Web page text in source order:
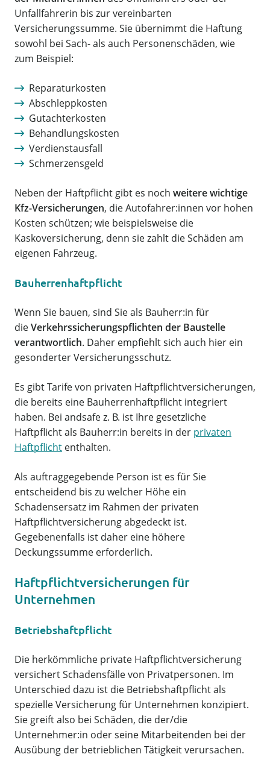
Unfallfahrerin bis zur vereinbarten
Versicherungssumme. Sie übernimmt die Haftung
sowohl bei Sach- als auch Personenschäden, wie
zum Beispiel:
Reparaturkosten
Abschleppkosten
Gutachterkosten
Behandlungskosten
Verdienstausfall
Schmerzensgeld
Neben der Haftpflicht gibt es noch weitere wichtige
Kfz-Versicherungen, die Autofahrer:innen vor hohen
Kosten schützen; wie beispielsweise die
Kaskoversicherung, denn sie zahlt die Schäden am
eigenen Fahrzeug.
Bauherrenhaftpflicht
Wenn Sie bauen, sind Sie als Bauherr:in für
dieVerkehrssicherungspflichten der Baustelle
verantwortlich. Daher empfiehlt sich auch hier ein
gesonderter Versicherungsschutz.
Es gibt Tarife von privaten Haftpflichtversicherungen,
die bereits eine Bauherrenhaftpflicht integriert
haben. Bei andsafe z. B. ist Ihre gesetzliche
Haftpflicht als Bauherr:in bereits in der privaten
Haftpflicht enthalten.
Als auftraggegebende Person ist es für Sie
entscheidend bis zu welcher Höhe ein
Schadensersatz im Rahmen der privaten
Haftpflichtversicherung abgedeckt ist.
Gegebenenfalls ist daher eine höhere
Deckungssumme erforderlich.
Haftpflichtversicherungen für
Unternehmen
Betriebshaftpflicht
Die herkömmliche private Haftpflichtversicherung
versichert Schadensfälle von Privatpersonen. Im
Unterschied dazu ist die Betriebshaftpflicht als
spezielle Versicherung für Unternehmen konzipiert.
Sie greift also bei Schäden, die der/die
Unternehmer:in oder seine Mitarbeitenden bei der
Ausübung der betrieblichen Tätigkeit verursachen.